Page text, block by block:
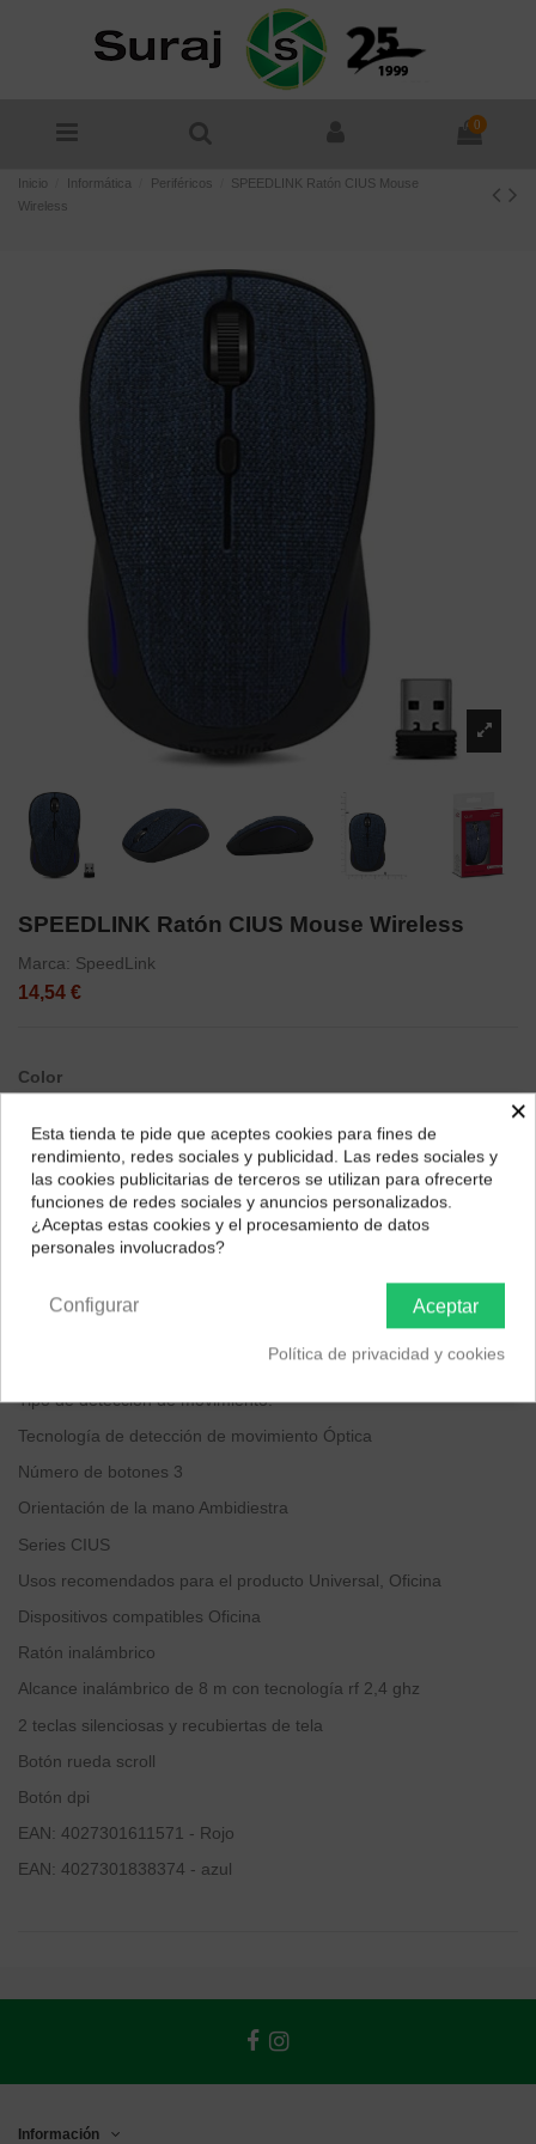
0
Inicio Informática Periféricos
SPEEDLINK Ratón CIUS Mouse
Wireless
SPEEDLINK Ratón CIUS Mouse Wireless
Marca: SpeedLink
14,54 €
Color
Descripción
Luces indicadoras.
Tipo de detección de movimiento.
Tecnología de detección de movimiento Óptica
Número de botones 3
Orientación de la mano Ambidiestra
Series CIUS
Usos recomendados para el producto Universal, Oficina
Dispositivos compatibles Oficina
Ratón inalámbrico
Alcance inalámbrico de 8 m con tecnología rf 2,4 ghz
2 teclas silenciosas y recubiertas de tela
Botón rueda scroll
Botón dpi
EAN: 4027301611571 - Rojo
EAN: 4027301838374 - azul
Información
¿Dónde deseas recibir tu pedido?
Selecciona tu ubicación para mostrarte los precios e
impuestos correctos para tu región.
×
Esta tienda te pide que aceptes cookies para fines de
rendimiento, redes sociales y publicidad. Las redes sociales y
las cookies publicitarias de terceros se utilizan para ofrecerte
funciones de redes sociales y anuncios personalizados.
¿Aceptas estas cookies y el procesamiento de datos
personales involucrados?
Aceptar
Configurar
Política de privacidad y cookies